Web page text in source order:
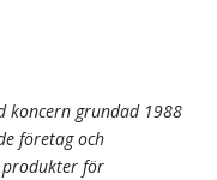
koncern grundad 1988
företag och
produkter för